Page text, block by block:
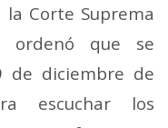
Corte Suprema
ordenó que se
de diciembre de
escuchar los